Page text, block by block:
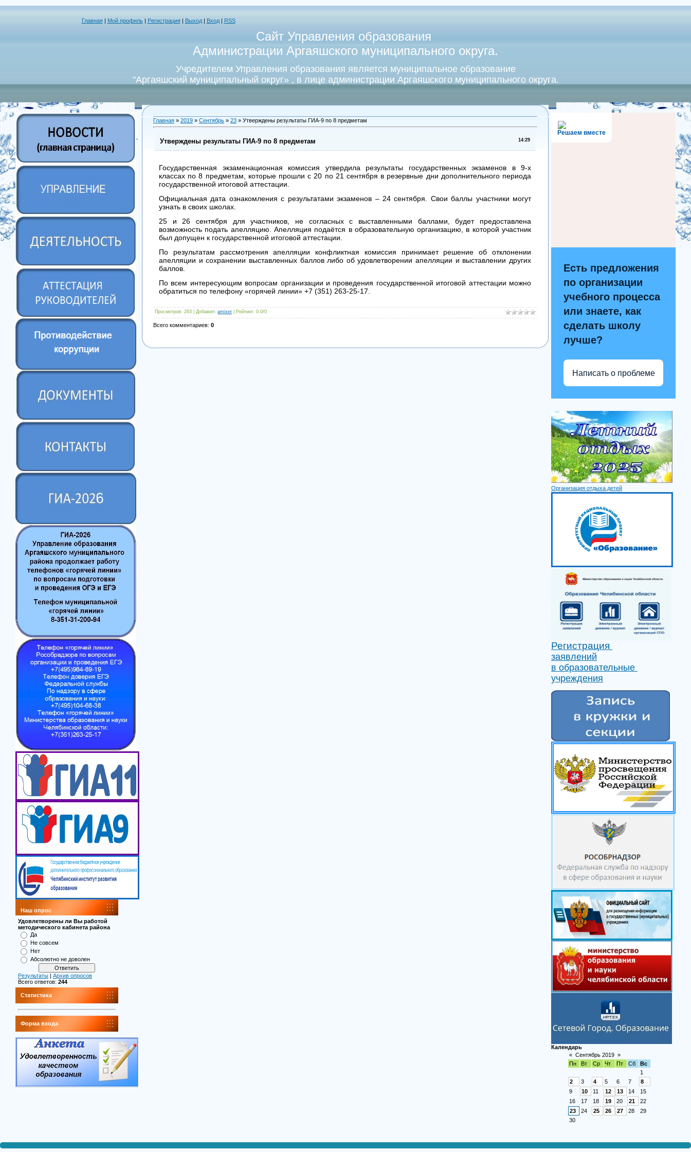
Главная| Мой профиль| Регистрация Выход| Вход RSS
Сайт Управления образования
Администрации Аргаяшского муниципального округа.
Учредителем Управления образования является муниципальное образование
"Аргаяшский муниципальный округ» , в лице администрации Аргаяшского муниципального округа.
Наш опрос
Удовлетворены ли Вы работой
методического кабинета района
Да
Не совсем
Нет
Абсолютно не доволен
Результаты
Архив опросов
Всего ответов: 244
Статистика
Форма входа
Главная » 2019 » Сентябрь » 23 » Утверждены результаты ГИА-9 по 8 предметам
14:29
Утверждены результаты ГИА-9 по 8 предметам
Государственная экзаменационная комиссия утвердила результаты государственных экзаменов в 9-х
классах по 8 предметам, которые прошли с 20 по 21 сентября в резервные дни дополнительного периода
государственной итоговой аттестации.
Официальная дата ознакомления с результатами экзаменов – 24 сентября. Свои баллы участники могут
узнать в своих школах.
25 и 26 сентября для участников, не согласных с выставленными баллами, будет предоставлена
возможность подать апелляцию. Апелляция подаётся в образовательную организацию, в которой участник
был допущен к государственной итоговой аттестации.
По результатам рассмотрения апелляции конфликтная комиссия принимает решение об отклонении
апелляции и сохранении выставленных баллов либо об удовлетворении апелляции и выставлении других
баллов.
По всем интересующим вопросам организации и проведения государственной итоговой аттестации можно
обратиться по телефону «горячей линии» +7 (351) 263-25-17.
Просмотров: 293 | Добавил: amixer Рейтинг: 0.0/0
Всего комментариев: 0
Решаем вместе
Есть предложения
по организации
учебного процесса
или знаете, как
сделать школу
лучше?
Написать о проблеме
Организация отдыха детей
Регистрация
заявлений
в образовательные
учреждения
Календарь
« Сентябрь 2019 »
Пн
Вт Ср Чт Пт Сб
Вс
1
2
3 4 5 6 7
8
9
10 11 12 13 14
15
16
17 18 19 20 21
22
23
24 25 26 27 28
29
30